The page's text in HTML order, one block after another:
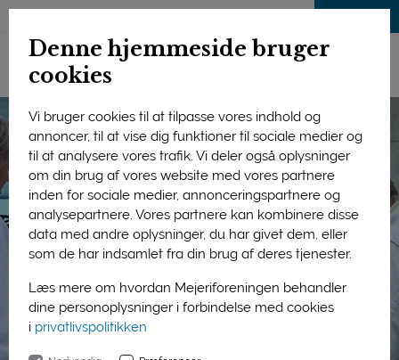
Denne hjemmeside bruger
cookies
Vi bruger cookies til at tilpasse vores indhold og
annoncer, til at vise dig funktioner til sociale medier og
til at analysere vores trafik. Vi deler også oplysninger
om din brug af vores website med vores partnere
inden for sociale medier, annonceringspartnere og
analysepartnere. Vores partnere kan kombinere disse
data med andre oplysninger, du har givet dem, eller
som de har indsamlet fra din brug af deres tjenester.
Læs mere om hvordan Mejeriforeningen behandler
dine personoplysninger i forbindelse med cookies
i privatlivspolitikken